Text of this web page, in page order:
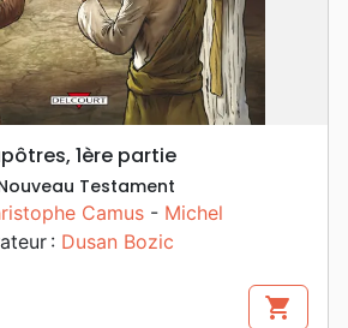
1ère partie
Testament
Camus - Michel
: Dusan Bozic
shopping_cart